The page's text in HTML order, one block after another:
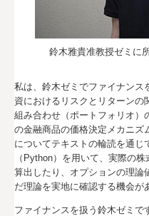
鈴木雅貴准教授ゼミに
私は、鈴木ゼミでファイナンス
資におけるリスクとリターン
組み合わせ（ポートフォリオ）
の金融商品の価格決定メカニズ
についてテキストの輪読を通
（Python）を用いて、実際の
算出したり、オプションの理論
だ理論を実地に確認する機会が
ファイナンスを扱う鈴木ゼミで